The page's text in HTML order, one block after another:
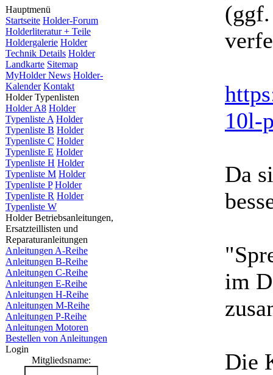
Hauptmenü
Startseite Holder-Forum
Holderliteratur + Teile
Holdergalerie Holder
Technik Details Holder
Landkarte Sitemap
MyHolder News Holder-
Kalender Kontakt
Holder Typenlisten
Holder A8 Holder
Typenliste A Holder
Typenliste B Holder
Typenliste C Holder
Typenliste E Holder
Typenliste H Holder
Typenliste M Holder
Typenliste P Holder
Typenliste R Holder
Typenliste W
Holder Betriebsanleitungen,
Ersatzteillisten und
Reparaturanleitungen
Anleitungen A-Reihe
Anleitungen B-Reihe
Anleitungen C-Reihe
Anleitungen E-Reihe
Anleitungen H-Reihe
Anleitungen M-Reihe
Anleitungen P-Reihe
Anleitungen Motoren
Bestellen von Anleitungen
Login
Mitgliedsname:
10l-
Da
im
Die